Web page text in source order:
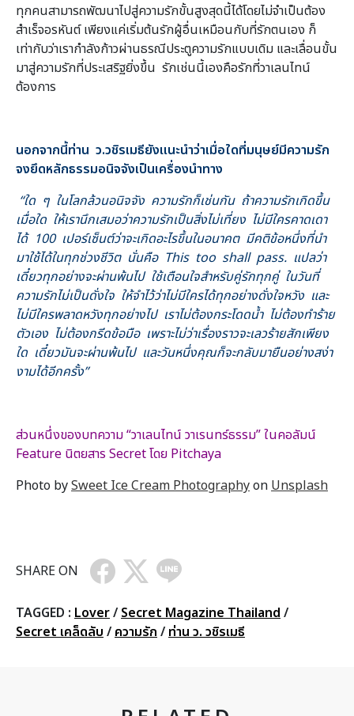
ทุกคนสามารถพัฒนาไปสู่ความรักขั้นสูงสุดนี้ได้โดยไม่จำเป็นต้อง
สำเร็จอรหันต์ เพียงแค่เริ่มต้นรักผู้อื่นเหมือนกับที่รักตนเอง ก็
เท่ากับว่าเรากำลังก้าวผ่านธรณีประตูความรักแบบเดิม และเลื่อนขั้น
มาสู่ความรักที่ประเสริฐยิ่งขึ้น รักเช่นนี้เองคือรักที่วาเลนไทน์
ต้องการ
นอกจากนี้ท่าน ว.วชิรเมธียังแนะนำว่าเมื่อใดที่มนุษย์มีความรัก
จงยึดหลักธรรมอนิจจังเป็นเครื่องนำทาง
“ใด ๆ ในโลกล้วนอนิจจัง ความรักก็เช่นกัน ถ้าความรักเกิดขึ้น
เมื่อใด ให้เรานึกเสมอว่าความรักเป็นสิ่งไม่เที่ยง ไม่มีใครคาดเดา
ได้ 100 เปอร์เซ็นต์ว่าจะเกิดอะไรขึ้นในอนาคต มีคติข้อหนึ่งที่นำ
มาใช้ได้ในทุกช่วงชีวิต นั่นคือ This too shall pass. แปลว่า
เดี๋ยวทุกอย่างจะผ่านพ้นไป ใช้เตือนใจสำหรับคู่รักทุกคู่ ในวันที่
ความรักไม่เป็นดั่งใจ ให้จำไว้ว่าไม่มีใครได้ทุกอย่างดั่งใจหวัง และ
ไม่มีใครพลาดหวังทุกอย่างไป เราไม่ต้องกระโดดน้ำ ไม่ต้องทำร้าย
ตัวเอง ไม่ต้องกรีดข้อมือ เพราะไม่ว่าเรื่องราวจะเลวร้ายสักเพียง
ใด เดี๋ยวมันจะผ่านพ้นไป และวันหนึ่งคุณก็จะกลับมายืนอย่างสง่า
งามได้อีกครั้ง”
ส่วนหนึ่งของบทความ “วาเลนไทน์ วาเรนทร์ธรรม” ในคอลัมน์
Feature นิตยสาร Secret โดย Pitchaya
Photo bySweet Ice Cream Photographyon Unsplash
SHARE ON
TAGGED : Lover/ Secret Magazine Thailand /
Secret เคล็ดลับ / ความรัก / ท่าน ว. วชิรเมธี